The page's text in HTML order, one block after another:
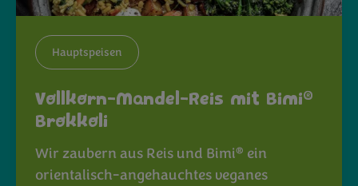
Hauptspeisen
Vollkorn-Mandel-Reis mit Bimi®
Brokkoli
Wir zaubern aus Reis und Bimi® ein
orientalisch-angehauchtes veganes